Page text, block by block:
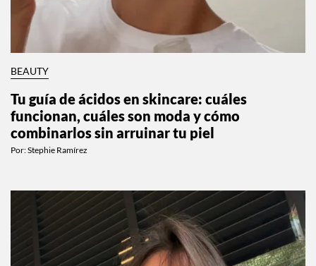
BEAUTY
Tu guía de ácidos en skincare: cuáles
funcionan, cuáles son moda y cómo
combinarlos sin arruinar tu piel
Por:Stephie Ramírez